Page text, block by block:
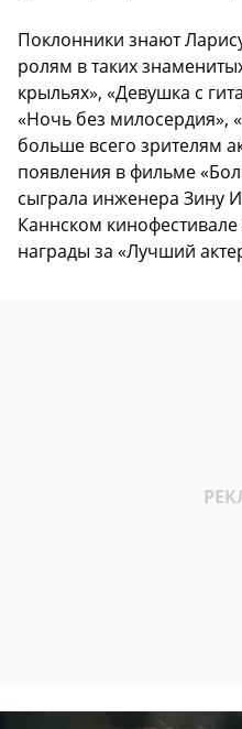
Поклонники знают
ролям в таких
крыльях», «Девушка с
«Ночь без милосердия»,
больше всего зрителям
появления в фильме
сыграла инженера Зину
Каннском
награды за «Лучший